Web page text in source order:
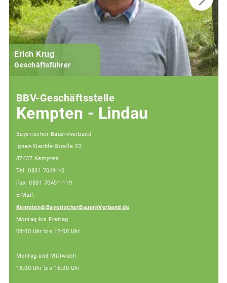
Erich Krug
Geschäftsführer
BBV-Geschäftsstelle
Kempten - Lindau
Bayerischer Bauernverband
Ignaz-Kiechle-Straße 22
87437 Kempten
Tel: 0831 70491-0
Fax: 0831 70491-119
E-Mail:
Kempten@BayerischerBauernVerband.de
Montag bis Freitag
08:00 Uhr bis 12:00 Uhr
Montag und Mittwoch
13:00 Uhr bis 16:00 Uhr